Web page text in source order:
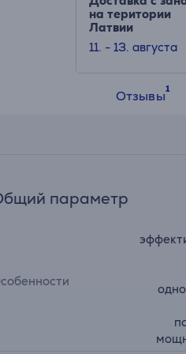
на територии
Латвии
11. - 13. августа
Отзывы
параметр